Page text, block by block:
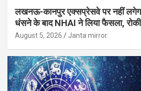
लखनऊ-कानपुर एक्सप्रेसवे पर नहीं
धंसने के बाद NHAI ने लिया फैसला,
August 5, 2026 Janta mirror